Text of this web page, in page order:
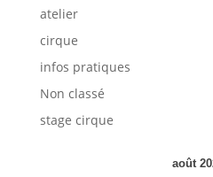
atelier
cirque
infos pratiques
Non classé
stage cirque
août